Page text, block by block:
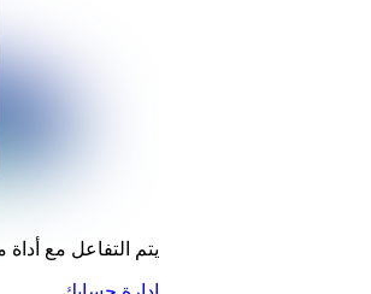
يتم التفاعل مع